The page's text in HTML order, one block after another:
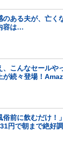
のある夫が、亡く
容は…
、こんなセール
が続々登場！
俗前に飲むだけ！
円で朝まで絶好調